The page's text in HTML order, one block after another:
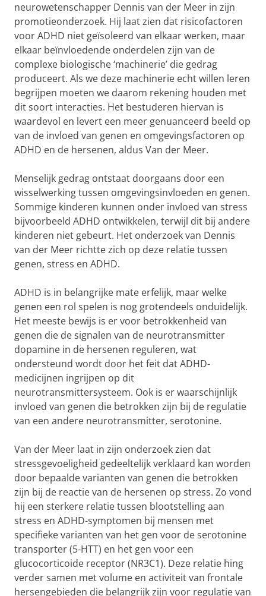
neurowetenschapper Dennis van der Meer in zijn
promotieonderzoek. Hij laat zien dat risicofactoren
voor ADHD niet geïsoleerd van elkaar werken, maar
elkaar beïnvloedende onderdelen zijn van de
complexe biologische ‘machinerie’ die gedrag
produceert. Als we deze machinerie echt willen leren
begrijpen moeten we daarom rekening houden met
dit soort interacties. Het bestuderen hiervan is
waardevol en levert een meer genuanceerd beeld op
van de invloed van genen en omgevingsfactoren op
ADHD en de hersenen, aldus Van der Meer.
Menselijk gedrag ontstaat doorgaans door een
wisselwerking tussen omgevingsinvloeden en genen.
Sommige kinderen kunnen onder invloed van stress
bijvoorbeeld ADHD ontwikkelen, terwijl dit bij andere
kinderen niet gebeurt. Het onderzoek van Dennis
van der Meer richtte zich op deze relatie tussen
genen, stress en ADHD.
ADHD is in belangrijke mate erfelijk, maar welke
genen een rol spelen is nog grotendeels onduidelijk.
Het meeste bewijs is er voor betrokkenheid van
genen die de signalen van de neurotransmitter
dopamine in de hersenen reguleren, wat
ondersteund wordt door het feit dat ADHD-
medicijnen ingrijpen op dit
neurotransmittersysteem. Ook is er waarschijnlijk
invloed van genen die betrokken zijn bij de regulatie
van een andere neurotransmitter, serotonine.
Van der Meer laat in zijn onderzoek zien dat
stressgevoeligheid gedeeltelijk verklaard kan worden
door bepaalde varianten van genen die betrokken
zijn bij de reactie van de hersenen op stress. Zo vond
hij een sterkere relatie tussen blootstelling aan
stress en ADHD-symptomen bij mensen met
specifieke varianten van het gen voor de serotonine
transporter (5-HTT) en het gen voor een
glucocorticoide receptor (NR3C1). Deze relatie hing
verder samen met volume en activiteit van frontale
hersengebieden die belangrijk zijn voor regulatie van